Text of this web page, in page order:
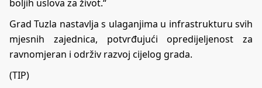
boljih uslova za život.“
Grad Tuzla nastavlja s ulaganjima u infrastrukturu svih
mjesnih zajednica, potvrđujući opredijeljenost za
ravnomjeran i održiv razvoj cijelog grada.
(TIP)